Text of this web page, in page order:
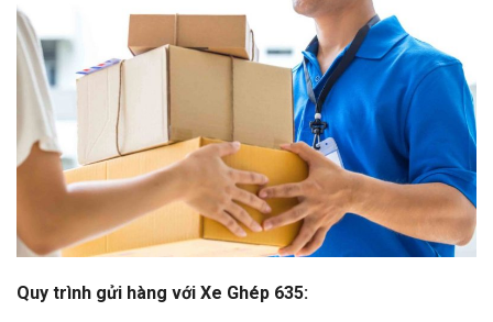
Quy trình gửi hàng với Xe Ghép 635: